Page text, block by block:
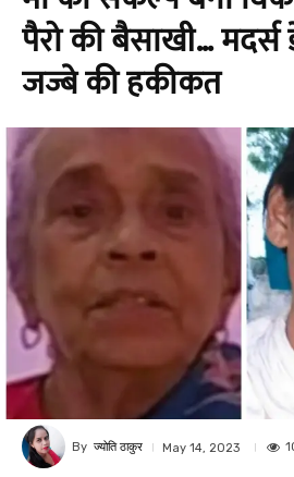
पैरो की बैसाखी…
जज्बे की हकीकत
By ज्योति ठाकुर May 14, 2023